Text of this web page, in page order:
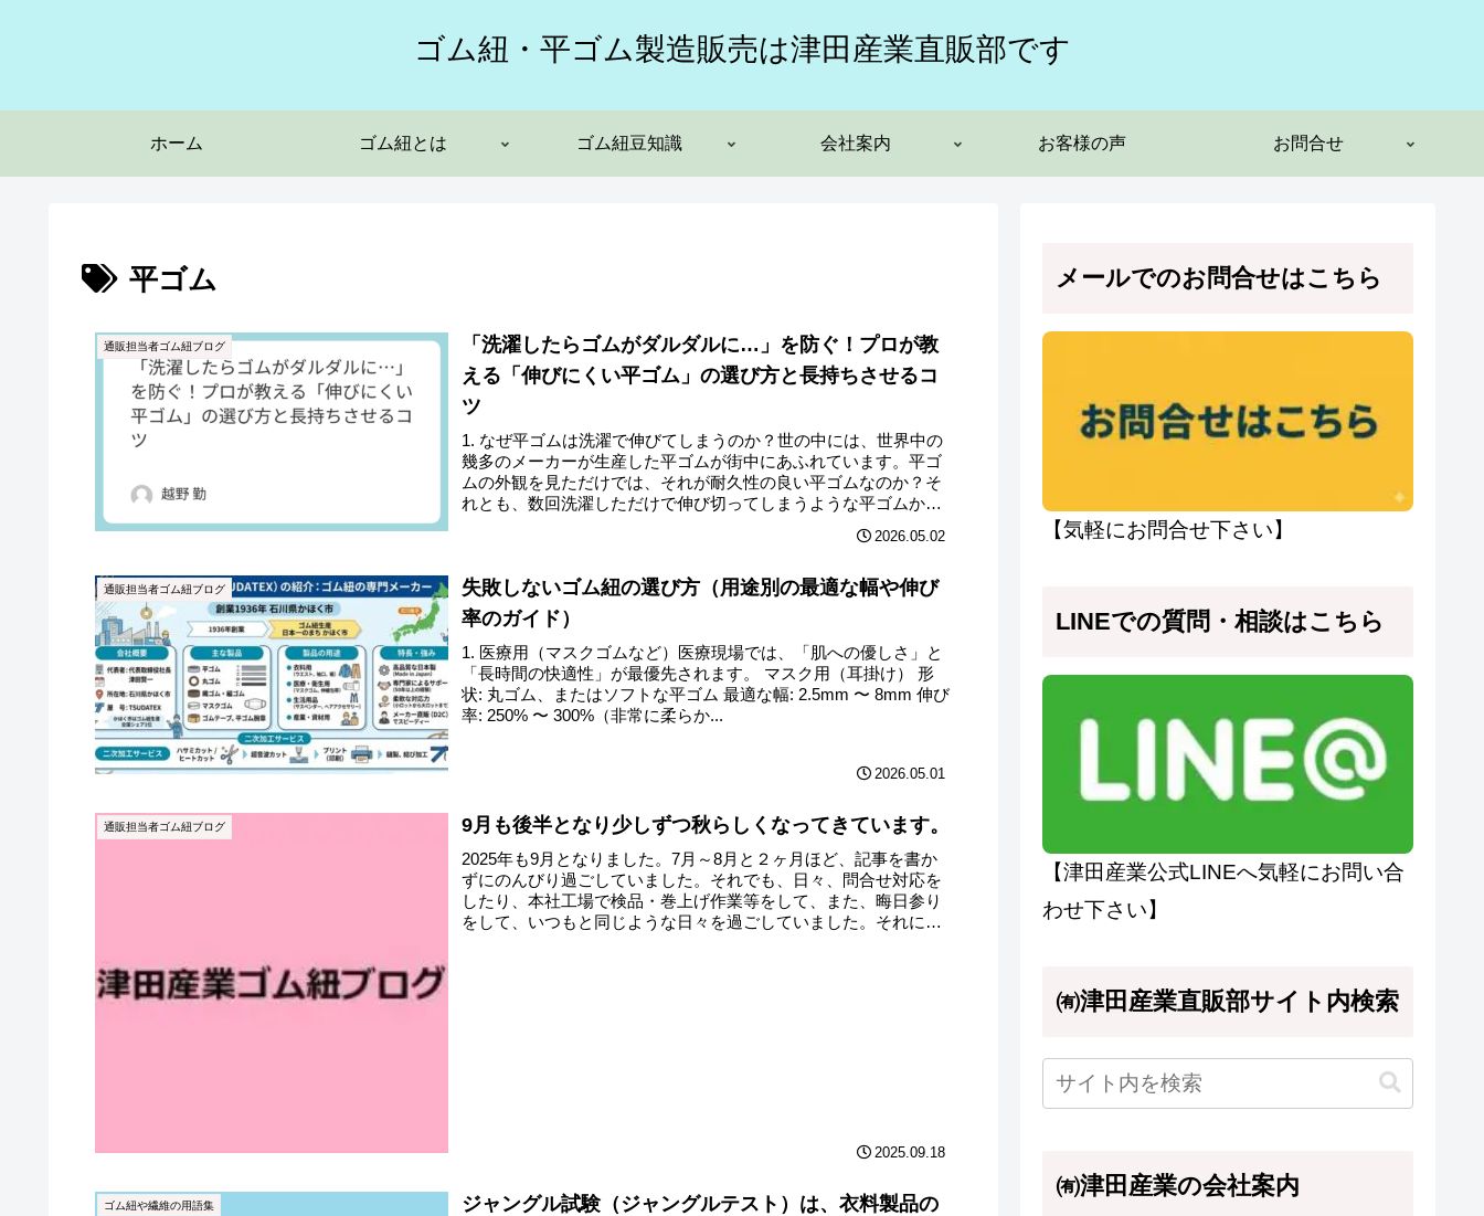
ゴム紐・平ゴム製造販売は津田産業直販部です
ホーム ゴム紐とは ゴム紐豆知識 会社案内 お客様の声 お問合せ
平ゴム
通販担当者ゴム紐ブログ
「洗濯したらゴムがダルダルに…」を防ぐ！プロが教
える「伸びにくい平ゴム」の選び方と長持ちさせるコ
ツ
1. なぜ平ゴムは洗濯で伸びてしまうのか？世の中には、世界中の
幾多のメーカーが生産した平ゴムが街中にあふれています。平ゴ
ムの外観を見ただけでは、それが耐久性の良い平ゴムなのか？そ
れとも、数回洗濯しただけで伸び切ってしまうような平ゴムか？
2026.05.02
通販担当者ゴム紐ブログ
失敗しないゴム紐の選び方（用途別の最適な幅や伸び
率のガイド）
1. 医療用（マスクゴムなど）医療現場では、「肌への優しさ」と
「長時間の快適性」が最優先されます。 マスク用（耳掛け） 形
状: 丸ゴム、またはソフトな平ゴム 最適な幅: 2.5mm 〜 8mm 伸び
率: 250% 〜 300%（非常に柔らか...
2026.05.01
通販担当者ゴム紐ブログ 9月も後半となり少しずつ秋らしくなってきています。
2025年も9月となりました。7月～8月と２ヶ月ほど、記事を書か
ずにのんびり過ごしていました。それでも、日々、問合せ対応を
したり、本社工場で検品・巻上げ作業等をして、また、晦日参り
をして、いつもと同じような日々を過ごしていました。それにし
2025.09.18
ゴム紐や繊維の用語集
ジャングル試験（ジャングルテスト）は、衣料製品の
メールでのお問合せはこちら
【気軽にお問合せ下さい】
LINEでの質問・相談はこちら
【津田産業公式LINEへ気軽にお問い合
わせ下さい】
㈲津田産業直販部サイト内検索
㈲津田産業の会社案内